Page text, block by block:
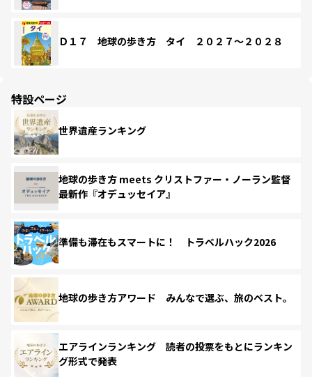
Ｄ１７ 地球の歩き方 タイ ２０２７～２０２８
特設ページ
世界遺産ランキング
地球の歩き方 meets クリストファー・ノーラン監督
最新作『オデュッセイア』
準備も滞在もスマートに！ トラベルハック2026
地球の歩き方アワード みんなで選ぶ、旅のベスト。
エアラインランキング 読者の投票をもとにランキン
グ形式で発表